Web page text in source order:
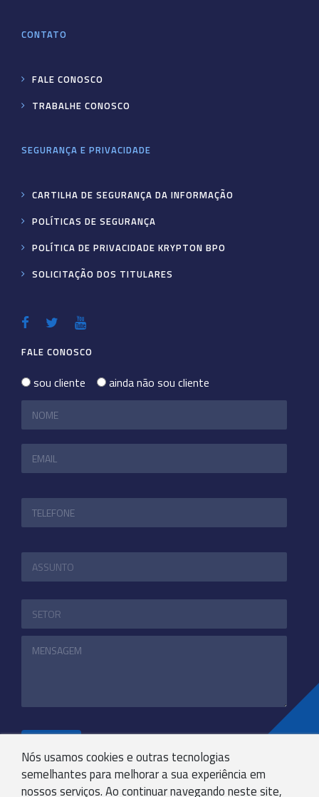
Nós usamos cookies e outras tecnologias
semelhantes para melhorar a sua experiência em
nossos serviços. Ao continuar navegando neste site,
CONTATO
FALE CONOSCO
TRABALHE CONOSCO
SEGURANÇA E PRIVACIDADE
CARTILHA DE SEGURANÇA DA INFORMAÇÃO
POLÍTICAS DE SEGURANÇA
POLÍTICA DE PRIVACIDADE KRYPTON BPO
SOLICITAÇÃO DOS TITULARES
FALE CONOSCO
sou cliente ainda não sou cliente